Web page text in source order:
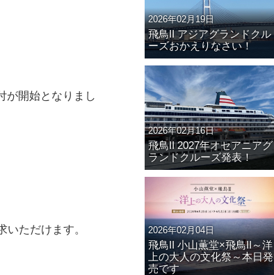
が開始となりまし
ただけます。
2026年02月19日
飛鳥II アジアグランドクル
ーズおかえりなさい！
2026年02月16日
飛鳥II 2027年オセアニアグ
ランドクルーズ発表！
2026年02月04日
飛鳥II 小山薫堂×飛鳥II～洋
上の大人の文化祭～本日発
売です